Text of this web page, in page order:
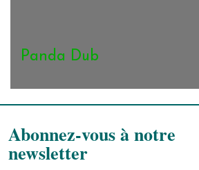
Panda Dub
Abonnez-vous à notre
newsletter